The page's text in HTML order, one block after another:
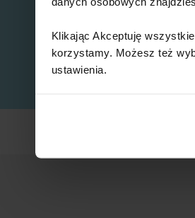
Klikając Akceptuję
korzystamy. Możesz też
ustawienia.​ ​